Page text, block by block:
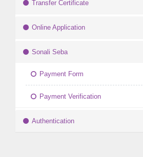
Transfer Certificate
Online Application
Sonali Seba
Payment Form
Payment Verification
Authentication